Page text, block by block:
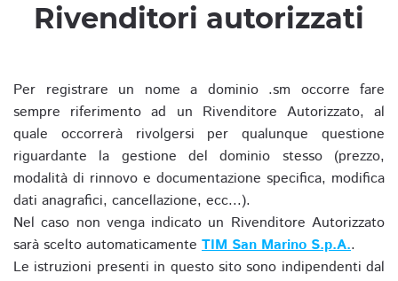
Rivenditori autorizzati
Per registrare un nome a dominio .sm occorre fare
sempre riferimento ad un Rivenditore Autorizzato, al
quale occorrerà rivolgersi per qualunque questione
riguardante la gestione del dominio stesso (prezzo,
modalità di rinnovo e documentazione specifica, modifica
dati anagrafici, cancellazione, ecc...).
Nel caso non venga indicato un Rivenditore Autorizzato
sarà scelto automaticamente TIM San Marino S.p.A..
Le istruzioni presenti in questo sito sono indipendenti dal